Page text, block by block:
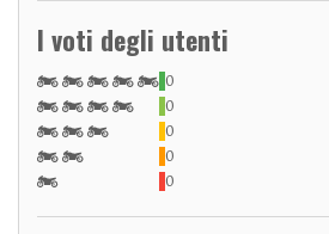
I voti degli utenti
0
0
0
0
0